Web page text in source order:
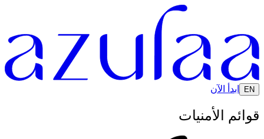
EN ابدأ الآن
قوائم الأمنيات